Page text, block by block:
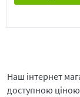
Наш інтернет
доступною ціною